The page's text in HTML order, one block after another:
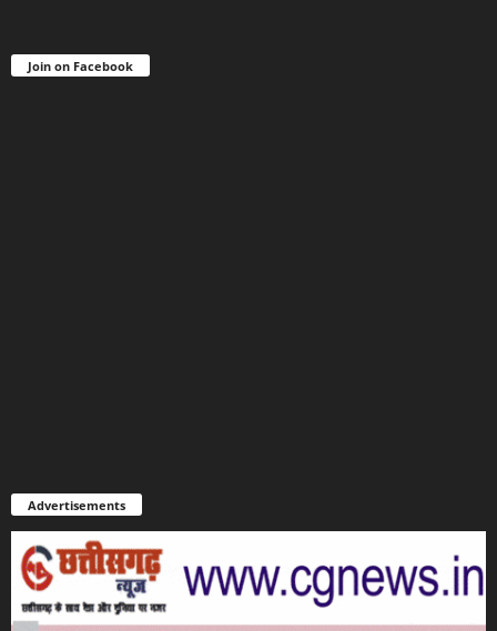
Join on Facebook
Advertisements